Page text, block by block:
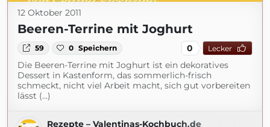
12 Oktober 2011
Beeren-Terrine mit Joghurt
59 0 Speichern 0 Lecker
Die Beeren-Terrine mit Joghurt ist ein dekoratives
Dessert in Kastenform, das sommerlich-frisch
schmeckt, nicht viel Arbeit macht, sich gut vorbereiten
lässt (...)
Rezepte – Valentinas-Kochbuch.de